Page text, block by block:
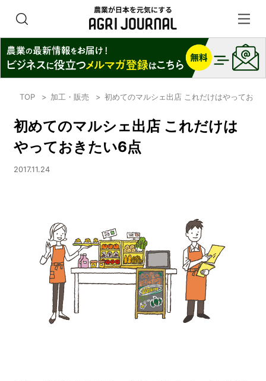
TOP 加工・販売 初めてのマルシェ出店 これだけはやっておき
初めてのマルシェ出店 これだけは
やっておきたい6点
2017.11.24